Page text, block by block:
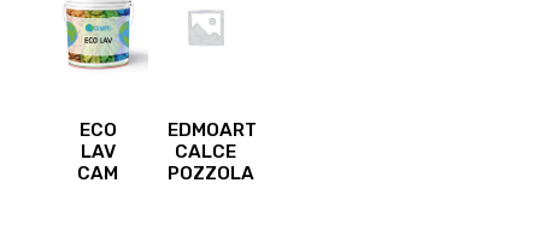
ECO
LAV
CAM
EDMOART
CALCE
POZZOLANO